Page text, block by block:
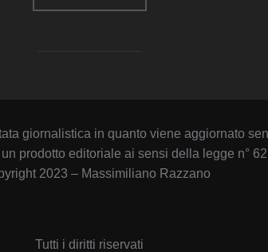
giornalistica in quanto viene aggiornato
prodotto editoriale ai sensi della legge n°
2023 – Massimiliano Razzano
Tutti i diritti riservati